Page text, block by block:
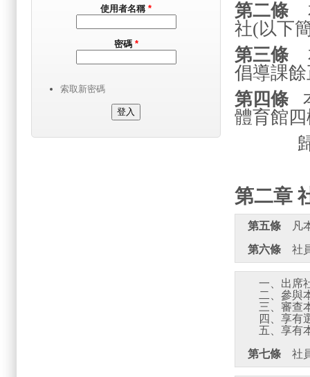
第二條
社(以下
第三條
倡導課
第四條
體育館
第二章
第五條
第六條
一、出
二、參
三、審
四、享
第七條
使用者名稱 *
密碼 *
索取新密碼